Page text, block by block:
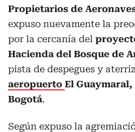
Propietarios de
expuso nuevamente la
por la cercanía del
Hacienda del Bosque de
pista de despegues y
aeropuerto El
Bogotá.
Según expuso la